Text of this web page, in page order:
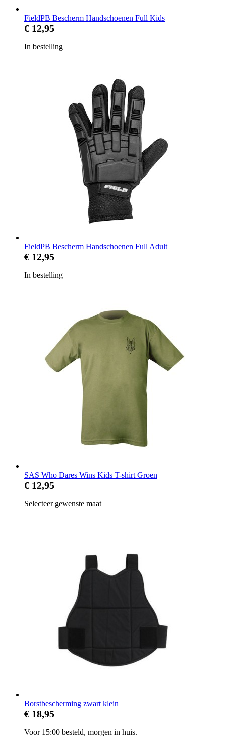
FieldPB Bescherm Handschoenen Full Kids
€ 12,95
In bestelling
FieldPB Bescherm Handschoenen Full Adult
€ 12,95
In bestelling
SAS Who Dares Wins Kids T-shirt Groen
€ 12,95
Selecteer gewenste maat
Borstbescherming zwart klein
€ 18,95
Voor 15:00 besteld, morgen in huis.